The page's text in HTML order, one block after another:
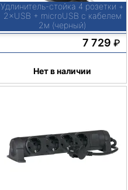
Удлинитель-стойка 4 розетки +
2×USB + microUSB с кабелем
2м (черный)
7 729 ₽
Нет в наличии